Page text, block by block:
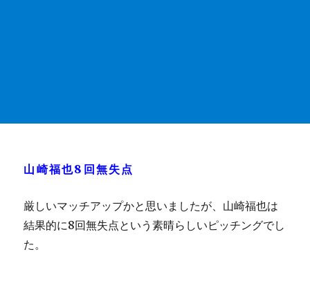
山崎福也8回無失点
厳しいマッチアップかと思いましたが、山崎福也は
結果的に8回無失点という素晴らしいピッチングでし
た。